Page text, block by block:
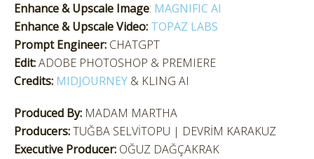
Enhance & Upscale Image: MAGNIFIC AI
Enhance & Upscale Video: TOPAZ LABS
Prompt Engineer: CHATGPT
Edit:ADOBE PHOTOSHOP & PREMIERE
Credits: MIDJOURNEY & KLING AI
Produced By: MADAM MARTHA
Producers:TUĞBA SELVİTOPU | DEVRİM KARAKUZ
Executive Producer: OĞUZ DAĞÇAKRAK